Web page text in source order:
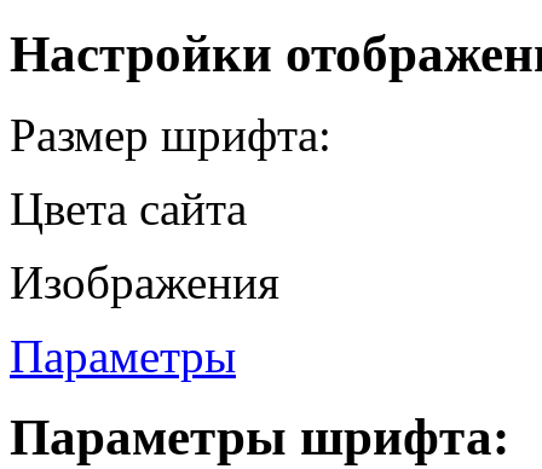
Настройки
Размер шрифта:
Цвета сайта
Изображения
Параметры
Параметры шрифта: